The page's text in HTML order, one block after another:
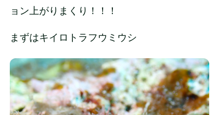
ョン上がりまくり！！！
まずはキイロトラフウミウシ